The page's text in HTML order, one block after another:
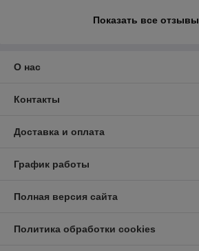
Показать все отзывы
О нас
Контакты
Доставка и оплата
График работы
Полная версия сайта
Политика обработки cookies